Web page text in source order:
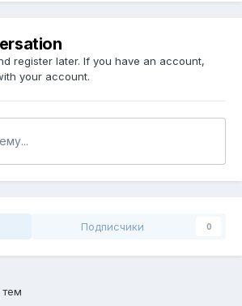
register later. If you have an account,
your account.
Подписчики 0
тем